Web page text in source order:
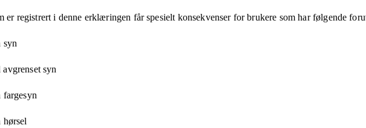
er registrert i denne erklæringen får spesielt konsekvenser for brukere som har følgende
syn
syn